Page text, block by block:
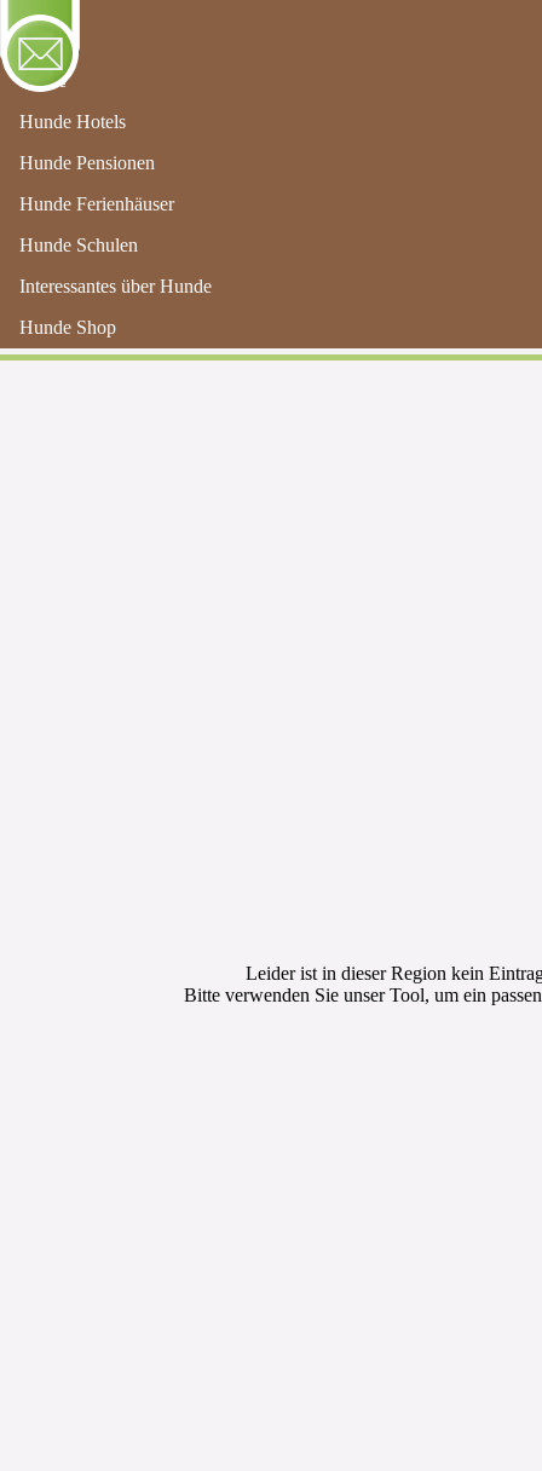
Menu
Home
Hunde Hotels
Hunde Pensionen
Hunde Ferienhäuser
Hunde Schulen
Interessantes über Hunde
Hunde Shop
Hundepensionen in Basilikata
Leider ist in dieser Region kein
Bitte verwenden Sie unser Tool, um ein